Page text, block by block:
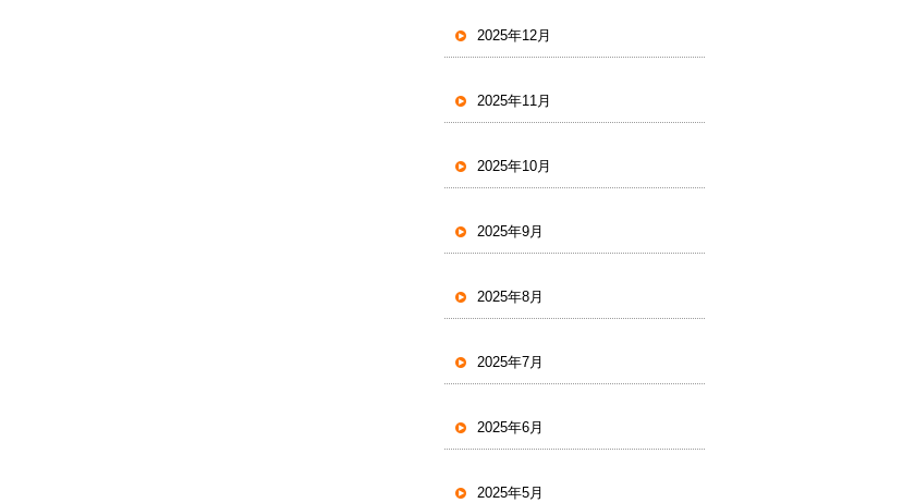
2025年12月
2025年11月
2025年10月
2025年9月
2025年8月
2025年7月
2025年6月
2025年5月